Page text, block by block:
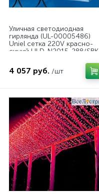
Уличная светодиодная
гирлянда (UL-00005486)
Uniel сетка 220V красно-
синий ULD-N2015-288/SBK
4 057 руб. /шт